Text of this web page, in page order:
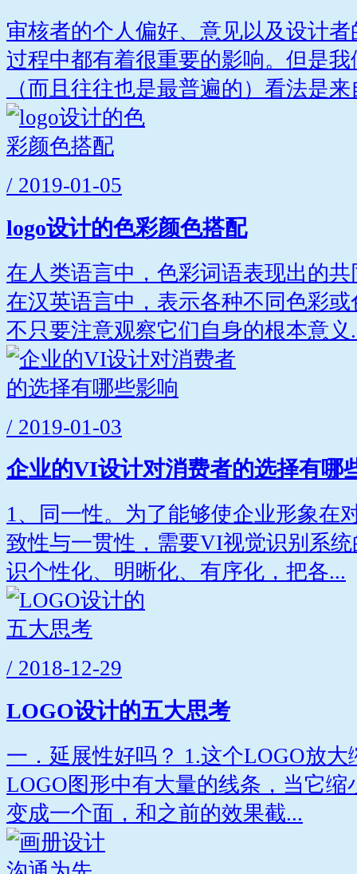
审核者的个人偏好、意见以及设计
过程中都有着很重要的影响。但是
（而且往往也是最普遍的）看法是来
/ 2019-01-05
logo设计的色彩颜色搭配
在人类语言中，色彩词语表现出的
在汉英语言中，表示各种不同色彩
不只要注意观察它们自身的根本意义
/ 2019-01-03
企业的VI设计对消费者的选择有哪
1、同一性。为了能够使企业形象在
致性与一贯性，需要VI视觉识别系
识个性化、明晰化、有序化，把各...
/ 2018-12-29
LOGO设计的五大思考
一．延展性好吗？ 1.这个LOGO放
LOGO图形中有大量的线条，当它
变成一个面，和之前的效果截...